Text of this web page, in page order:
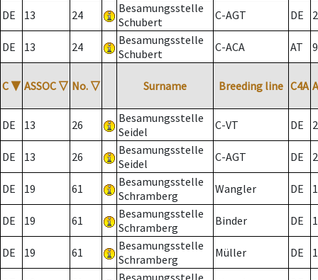
DE 13 24
Besamungsstelle
Schubert
C-AGT DE 2
DE 13 24
Besamungsstelle
Schubert
C-ACA AT
C ▼ ASSOC ▽ No. ▽ Surname Breeding line C4A
DE 13 26
Besamungsstelle
Seidel
C-VT DE 2
DE 13 26
Besamungsstelle
Seidel
C-AGT DE 2
DE 19 61
Besamungsstelle
Schramberg
Wangler DE
DE 19 61
Besamungsstelle
Schramberg
Binder DE 1
DE 19 61
Besamungsstelle
Schramberg
Müller DE